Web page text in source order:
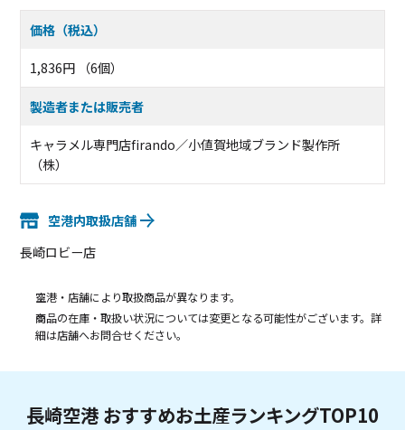
価格（税込）
1,836円 （6個）
製造者または販売者
キャラメル専門店firando／小値賀地域ブランド製作所
（株）
空港内取扱店舗
長崎ロビー店
空港・店舗により取扱商品が異なります。
商品の在庫・取扱い状況については変更となる可能性がございます。詳
細は店舗へお問合せください。
長崎空港 おすすめお土産ランキングTOP10